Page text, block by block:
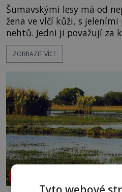
Šumavskými lesy má od
žena ve vlčí kůži, s
nehtů. Jedni ji považují za
za dávnou ochránkyni hor. Její příchod prý ohlašuje
války, nemoci a smrt.
mezi smrky a vítr mění
neviditelného p
ZOBRAZIT VÍCE